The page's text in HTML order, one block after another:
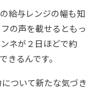
給与レンジの幅も知
の声を載せるともっ
ネが２日ほどで約
るんです。
ついて新たな気づき